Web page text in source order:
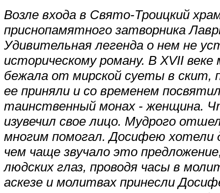
Возле входа в Свято-Троицкий
приснопамятного затворника
Удивительная легенда о нем не
историческому роману. В XVII
бежала от мирской суеты в скит,
ее приняли и со временем
таинственный монах - женщина.
изувечил свое лицо. Мудрого
многим помогал. Досифею хотели
чем чаще звучало это
людских глаз, проводя часы в
аскезе и молитвах принесли